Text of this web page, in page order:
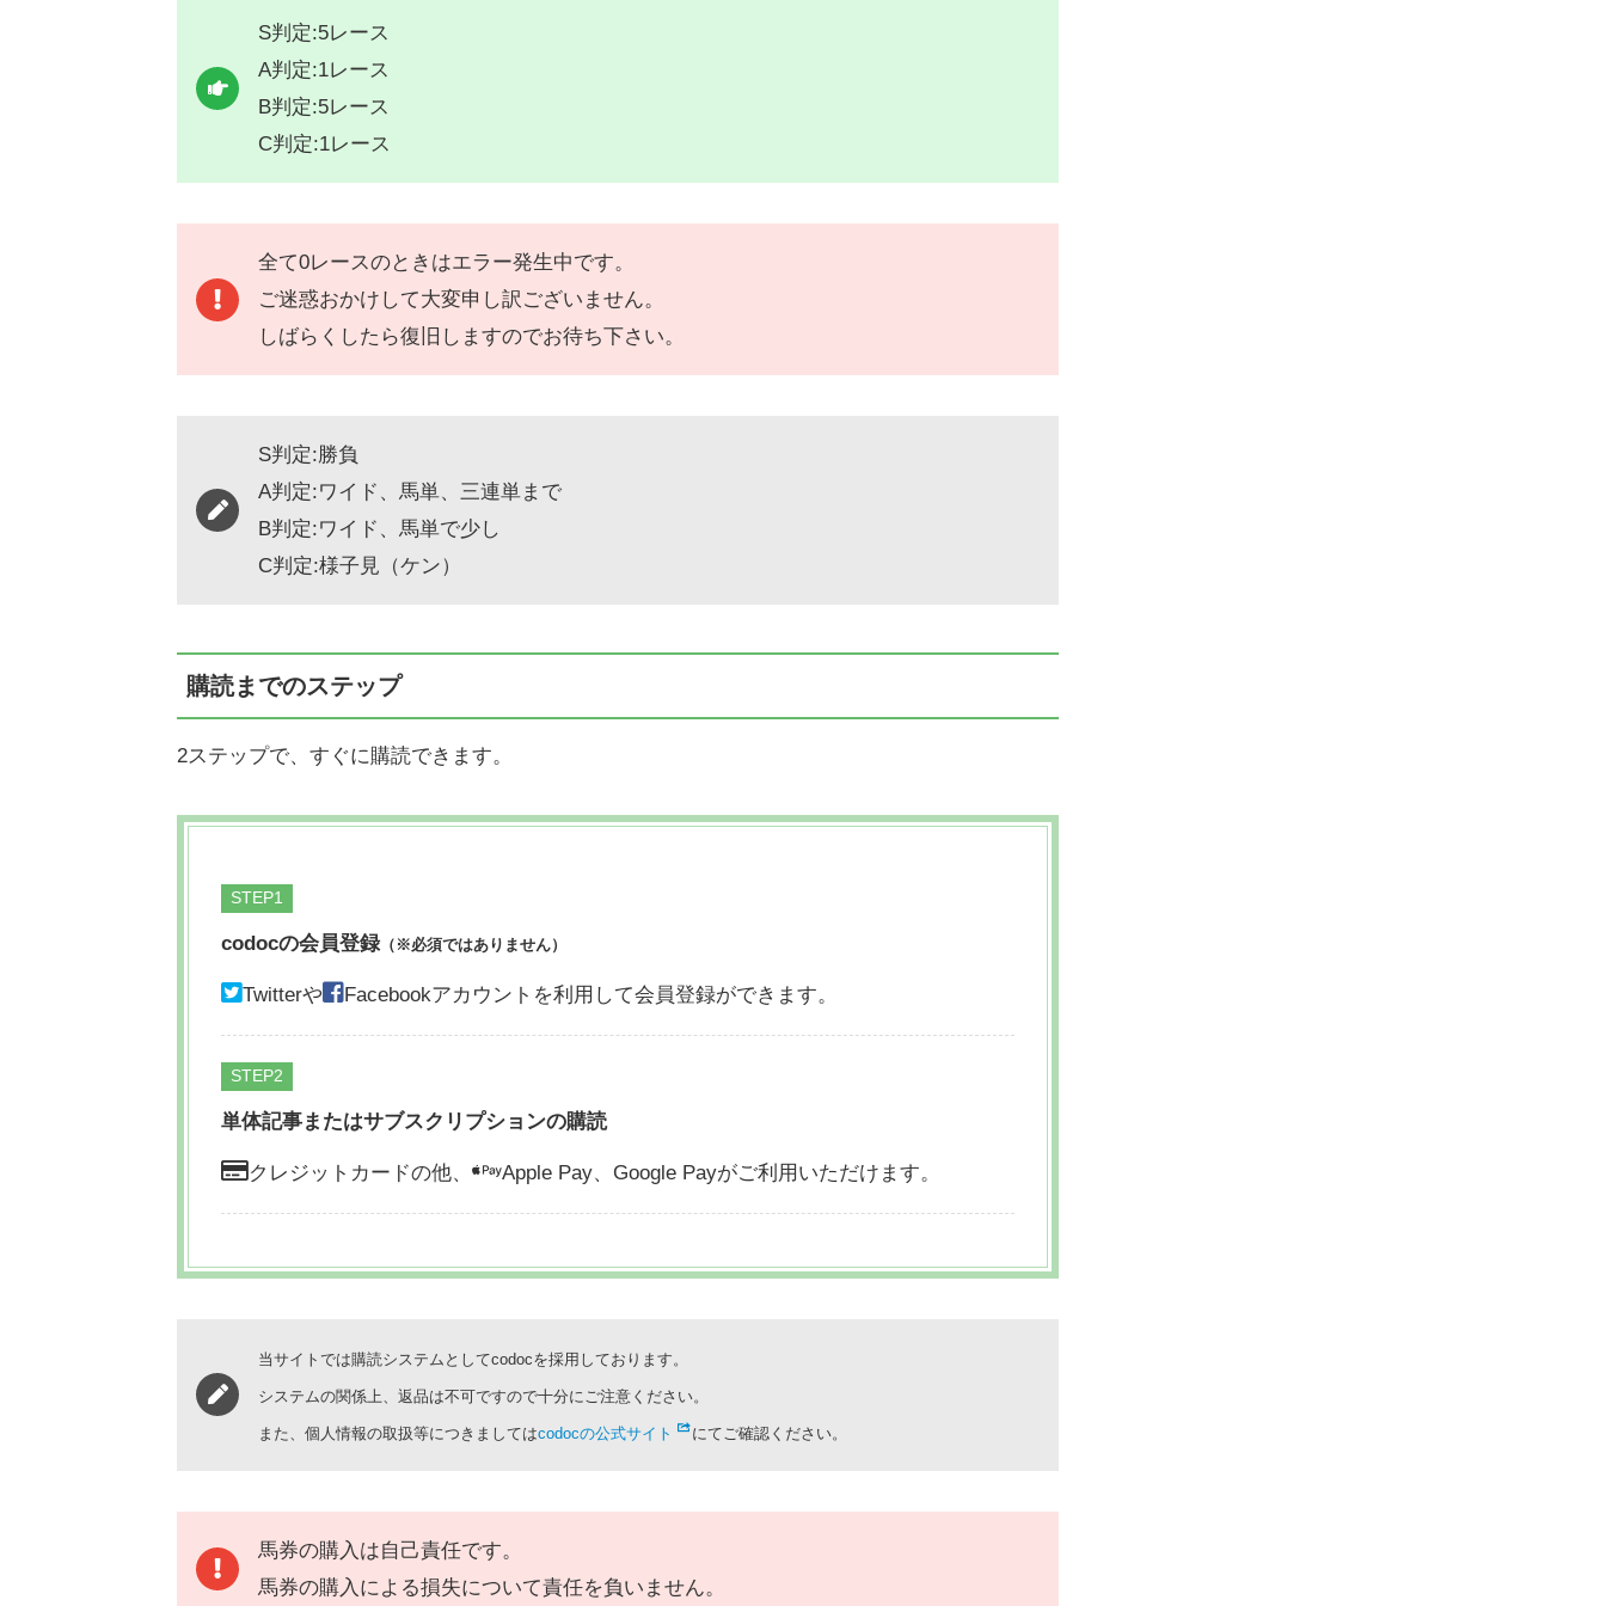
S判定:5レース
A判定:1レース
B判定:5レース
C判定:1レース
全て0レースのときはエラー発生中です。
ご迷惑おかけして大変申し訳ございません。
しばらくしたら復旧しますのでお待ち下さい。
S判定:勝負
A判定:ワイド、馬単、三連単まで
B判定:ワイド、馬単で少し
C判定:様子見（ケン）
購読までのステップ
2ステップで、すぐに購読できます。
STEP
codocの会員登録（※必須ではありません）
Twitterや Facebookアカウントを利用して会員登録ができます。
STEP
単体記事またはサブスクリプションの購読
クレジットカードの他、 Apple Pay、 Google Payがご利用いただけます。
当サイトでは購読システムとしてcodocを採用しております。
システムの関係上、返品は不可ですので十分にご注意ください。
また、個人情報の取扱等につきましてはcodocの公式サイト にてご確認ください。
馬券の購入は自己責任です。
馬券の購入による損失について責任を負いません。